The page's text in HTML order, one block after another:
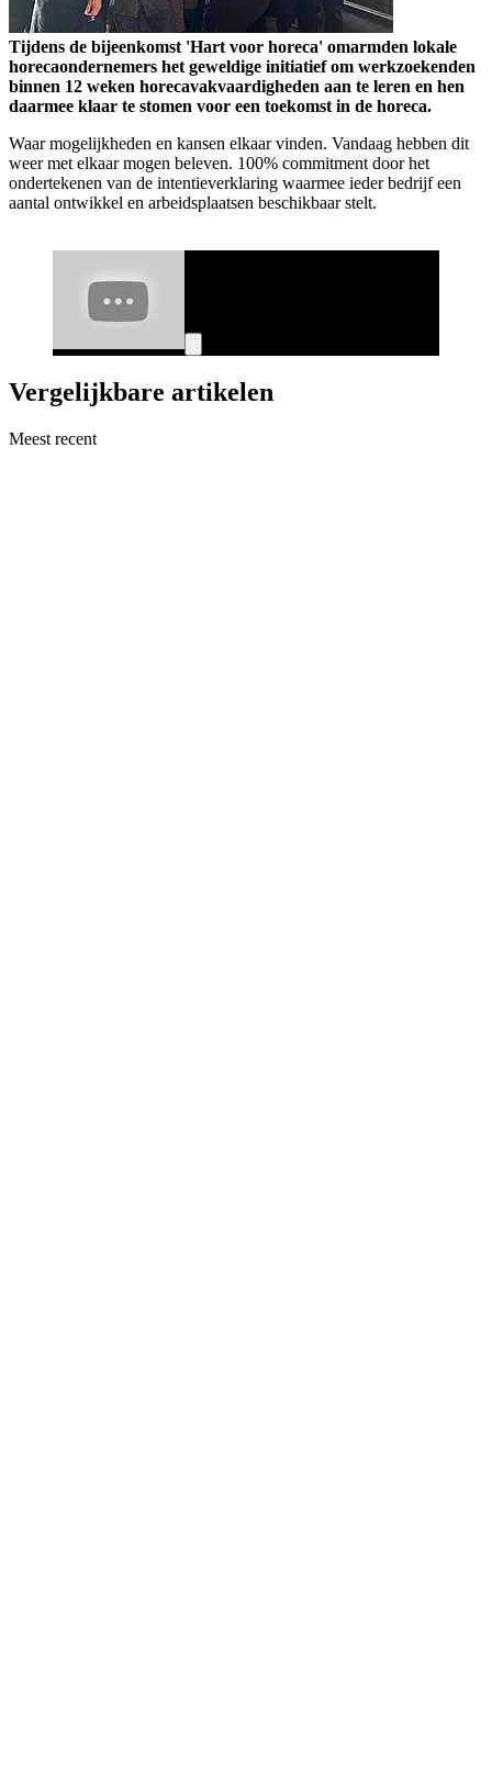
Tijdens de bijeenkomst 'Hart voor horeca' omarmden lokale
horecaondernemers het geweldige initiatief om werkzoekenden
binnen 12 weken horecavakvaardigheden aan te leren en hen
daarmee klaar te stomen voor een toekomst in de horeca.
Waar mogelijkheden en kansen elkaar vinden. Vandaag hebben dit
weer met elkaar mogen beleven. 100% commitment door het
ondertekenen van de intentieverklaring waarmee ieder bedrijf een
aantal ontwikkel en arbeidsplaatsen beschikbaar stelt.
Vergelijkbare artikelen
Meest recent